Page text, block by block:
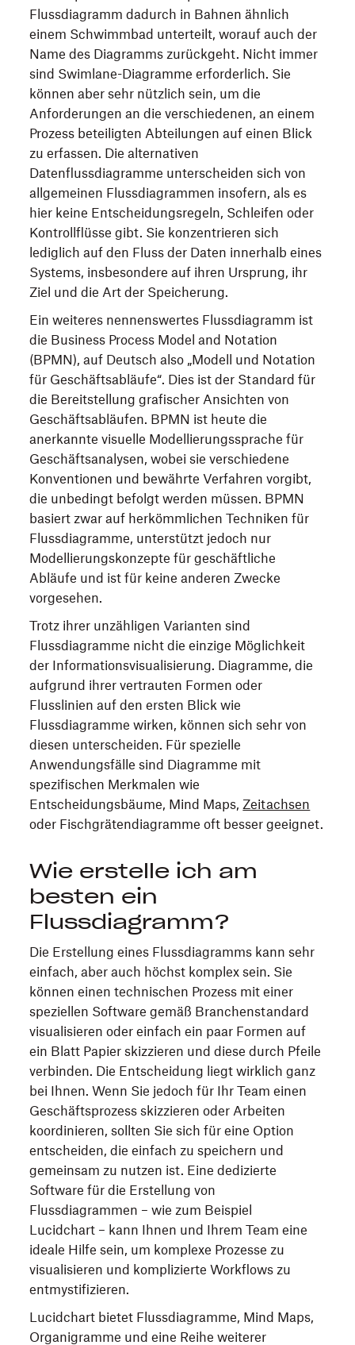
Flussdiagramm dadurch in Bahnen ähnlich
einem Schwimmbad unterteilt, worauf auch der
Name des Diagramms zurückgeht. Nicht immer
sind Swimlane-Diagramme erforderlich. Sie
können aber sehr nützlich sein, um die
Anforderungen an die verschiedenen, an einem
Prozess beteiligten Abteilungen auf einen Blick
zu erfassen. Die alternativen
Datenflussdiagramme unterscheiden sich von
allgemeinen Flussdiagrammen insofern, als es
hier keine Entscheidungsregeln, Schleifen oder
Kontrollflüsse gibt. Sie konzentrieren sich
lediglich auf den Fluss der Daten innerhalb eines
Systems, insbesondere auf ihren Ursprung, ihr
Ziel und die Art der Speicherung.
Ein weiteres nennenswertes Flussdiagramm ist
die Business Process Model and Notation
(BPMN), auf Deutsch also „Modell und Notation
für Geschäftsabläufe“. Dies ist der Standard für
die Bereitstellung grafischer Ansichten von
Geschäftsabläufen. BPMN ist heute die
anerkannte visuelle Modellierungssprache für
Geschäftsanalysen, wobei sie verschiedene
Konventionen und bewährte Verfahren vorgibt,
die unbedingt befolgt werden müssen. BPMN
basiert zwar auf herkömmlichen Techniken für
Flussdiagramme, unterstützt jedoch nur
Modellierungskonzepte für geschäftliche
Abläufe und ist für keine anderen Zwecke
vorgesehen.
Trotz ihrer unzähligen Varianten sind
Flussdiagramme nicht die einzige Möglichkeit
der Informationsvisualisierung. Diagramme, die
aufgrund ihrer vertrauten Formen oder
Flusslinien auf den ersten Blick wie
Flussdiagramme wirken, können sich sehr von
diesen unterscheiden. Für spezielle
Anwendungsfälle sind Diagramme mit
spezifischen Merkmalen wie
Entscheidungsbäume, Mind Maps,Zeitachsen
oder Fischgrätendiagramme oft besser geeignet.
Wie erstelle ich am
besten ein
Flussdiagramm?
Die Erstellung eines Flussdiagramms kann sehr
einfach, aber auch höchst komplex sein. Sie
können einen technischen Prozess mit einer
speziellen Software gemäß Branchenstandard
visualisieren oder einfach ein paar Formen auf
ein Blatt Papier skizzieren und diese durch Pfeile
verbinden. Die Entscheidung liegt wirklich ganz
bei Ihnen. Wenn Sie jedoch für Ihr Team einen
Geschäftsprozess skizzieren oder Arbeiten
koordinieren, sollten Sie sich für eine Option
entscheiden, die einfach zu speichern und
gemeinsam zu nutzen ist. Eine dedizierte
Software für die Erstellung von
Flussdiagrammen – wie zum Beispiel
Lucidchart – kann Ihnen und Ihrem Team eine
ideale Hilfe sein, um komplexe Prozesse zu
visualisieren und komplizierte Workflows zu
entmystifizieren.
Lucidchart bietet Flussdiagramme, Mind Maps,
Organigramme und eine Reihe weiterer